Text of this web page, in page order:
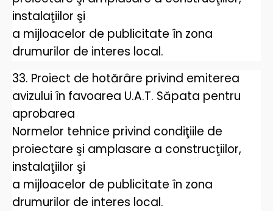
instalaţiilor şi
a mijloacelor de publicitate în zona
drumurilor de interes local.
33. Proiect de hotărâre privind emiterea
avizului în favoarea U.A.T. Săpata pentru
aprobarea
Normelor tehnice privind condiţiile de
proiectare şi amplasare a construcţiilor,
instalaţiilor şi
a mijloacelor de publicitate în zona
drumurilor de interes local.